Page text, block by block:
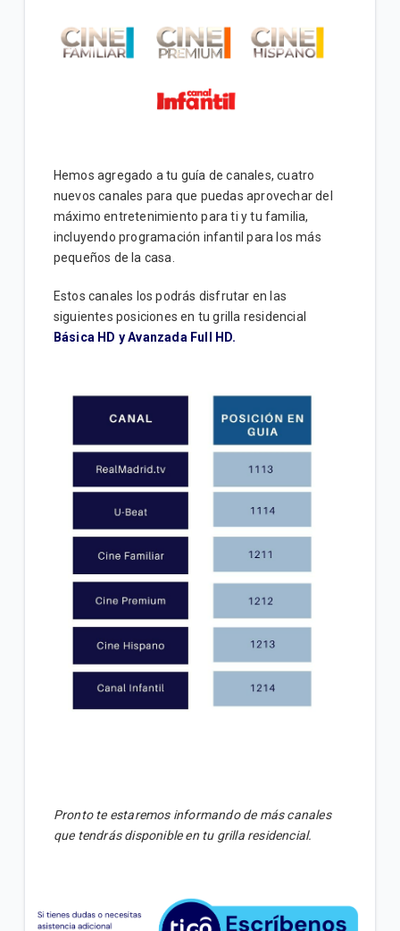
Hemos agregado a tu guía de canales, cuatro
nuevos canales para que puedas aprovechar del
máximo entretenimiento para ti y tu familia,
incluyendo programación infantil para los más
pequeños de la casa.
Estos canales los podrás disfrutar en las
siguientes posiciones en tu grilla residencial
Básica HD y Avanzada Full HD.
Pronto te estaremos informando de más canales
que tendrás disponible en tu grilla residencial.